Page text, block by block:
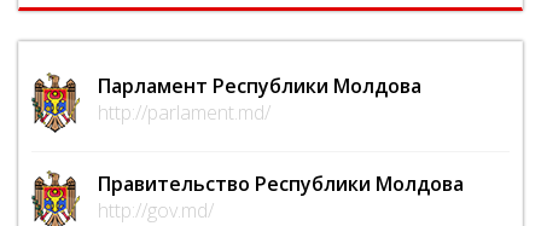
Парламент Республики Молдова
http://parlament.md/
Правительство Республики Молдова
http://gov.md/